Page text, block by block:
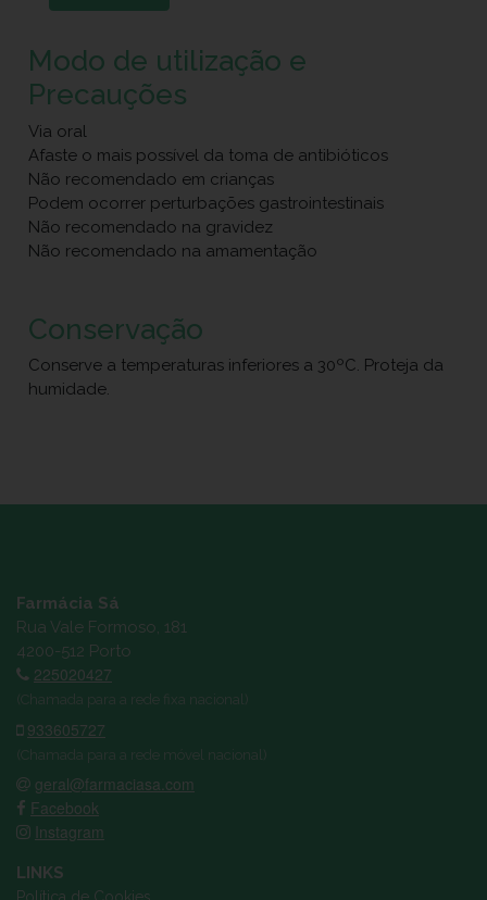
Modo de utilização e
Precauções
Via oral
Afaste o mais possível da toma de antibióticos
Não recomendado em crianças
Podem ocorrer perturbações gastrointestinais
Não recomendado na gravidez
Não recomendado na amamentação
Conservação
Conserve a temperaturas inferiores a 30ºC. Proteja da
humidade.
Farmácia Sá
Rua Vale Formoso, 181
4200-512 Porto
225020427
(Chamada para a rede fixa nacional)
933605727
(Chamada para a rede móvel nacional)
geral@farmaciasa.com
Facebook
Instagram
LINKS